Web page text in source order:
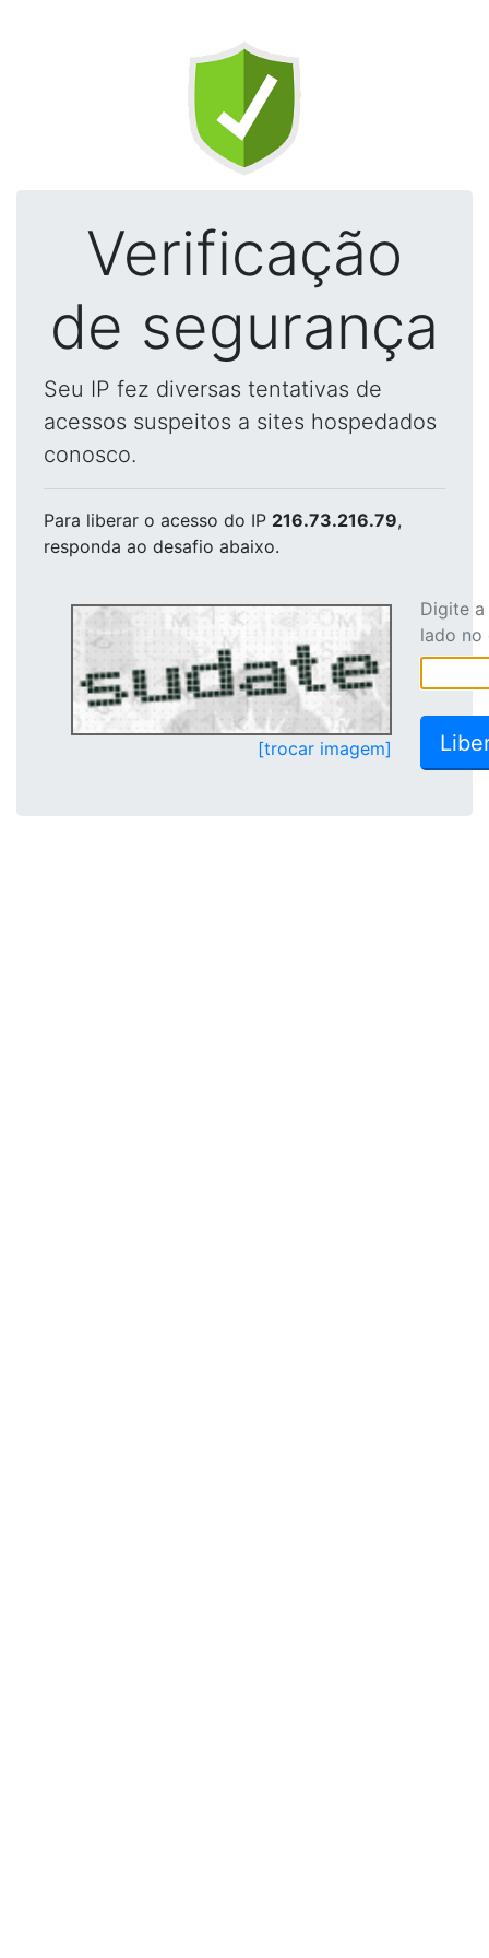
Verificação
de segurança
Seu IP fez diversas tentativas de
acessos suspeitos a sites hospedados
conosco.
Para liberar o acesso do IP 216.73.216.79,
responda ao desafio abaixo.
[trocar imagem]
Digite
lado no